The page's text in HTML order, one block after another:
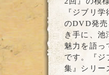
『ジブリ
のDVD発
き手に、池
魅力を語っ
です。『ジ
集』シリー